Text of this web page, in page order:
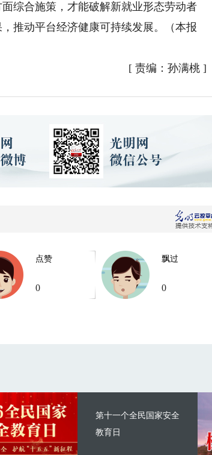
综合施策，才能破解新就业形态劳动者
推动平台经济健康可持续发展。（本报
[ 责编：孙满桃 ]
点赞
0
飘过
0
第十一个全民国家安全
教育日